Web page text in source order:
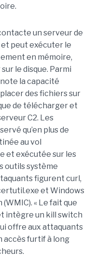
un serveur de
et peut exécuter le
en mémoire,
le disque. Parmi
la capacité
des fichiers sur
de télécharger et
C2. Les
qu’en plus de
au vol
et exécutée sur les
outils système
figurent curl,
et Windows
« Le fait que
intègre un kill switch
offre aux attaquants
accès furtif à long